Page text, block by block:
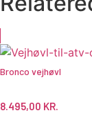
Bronco vejhøvl
8.495,00 KR.